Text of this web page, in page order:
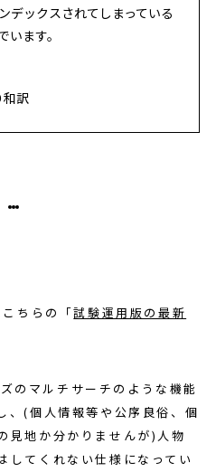
デックスされてしまっている
ます。
和訳
ちらの「試験運用版の最新
マルチサーチのような機能
、(個人情報等や公序良俗、個
見地か分かりませんが)人物
してくれない仕様になってい